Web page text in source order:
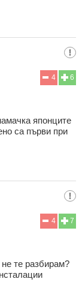
6
4
японците
са първи при
7
4
те разбирам?